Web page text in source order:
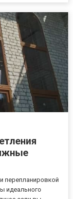
перепланировкой
идеального